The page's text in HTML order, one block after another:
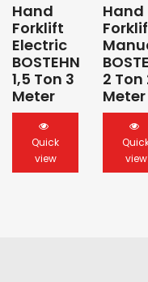
Hand
Forklift
Electric
BOSTEHN
1,5 Ton 3
Meter
Quick
view
Hand
2 Ton
Meter
view